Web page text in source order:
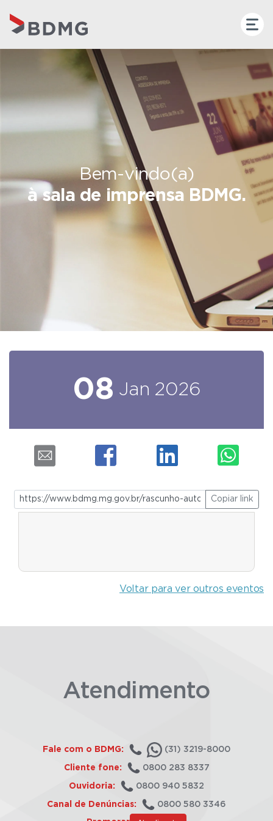
Bem-vindo(a)
à sala de imprensa BDMG.
08 Jan 2026
Copiar link
Voltar para ver outros eventos
Atendimento
Fale com o BDMG: (31) 3219-8000
Cliente fone: 0800 283 8337
Ouvidoria: 0800 940 5832
Canal de Denúncias: 0800 580 3346